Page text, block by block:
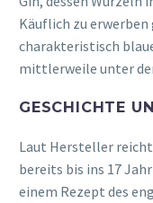
Käuflich zu
charakteristisch
mittlerweile unter
GESCHICHTE
Laut Hersteller reicht
bereits bis ins 17
einem Rezept des